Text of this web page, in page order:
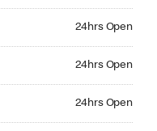
24hrs Open
24hrs Open
24hrs Open